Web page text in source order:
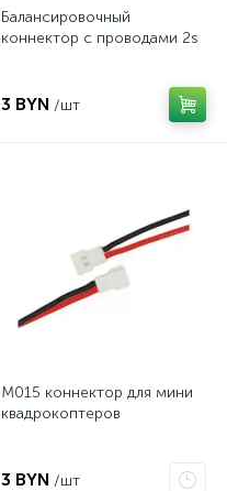
Балансировочный
коннектор с проводами 2s
3 BYN /шт
M015 коннектор для мини
квадрокоптеров
3 BYN /шт